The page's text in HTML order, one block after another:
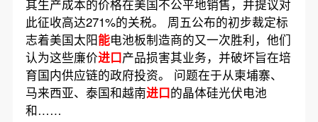
其生产成本的价格在美国不公平地销售，并提议对
此征收高达271%的关税。 周五公布的初步裁定标
志着美国太阳能电池板制造商的又一次胜利，他们
认为这些廉价进口产品损害其业务，并破坏旨在培
育国内供应链的政府投资。 问题在于从柬埔寨、
马来西亚、泰国和越南进口的晶体硅光伏电池
和……